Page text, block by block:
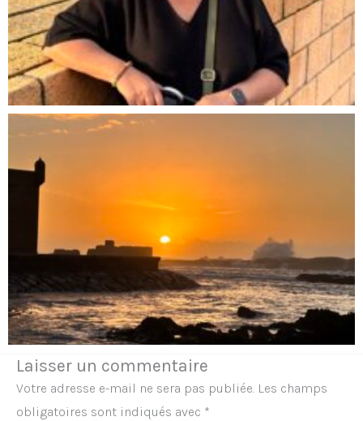
Laisser un commentaire
Votre adresse e-mail ne sera pas publiée. Les champs
obligatoires sont indiqués avec *